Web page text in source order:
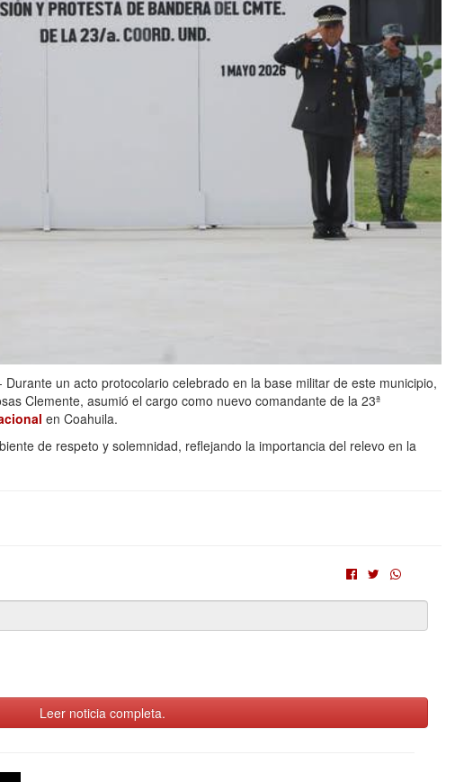
Durante un acto protocolario celebrado en la base militar de este municipio,
Clemente, asumió el cargo como nuevo comandante de la 23ª
en Coahuila.
de respeto y solemnidad, reflejando la importancia del relevo en la
Leer noticia completa.